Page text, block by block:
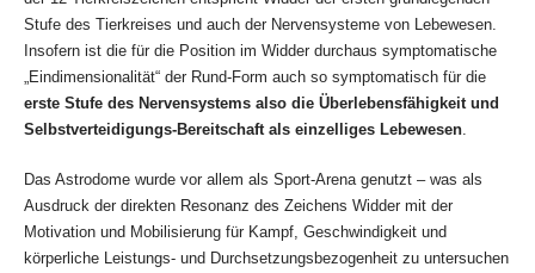
Stufe des Tierkreises und auch der Nervensysteme von Lebewesen.
Insofern ist die für die Position im Widder durchaus symptomatische
„Eindimensionalität“ der Rund-Form auch so symptomatisch für die
erste Stufe des Nervensystems also die Überlebensfähigkeit und
Selbstverteidigungs-Bereitschaft als einzelliges Lebewesen
Das Astrodome wurde vor allem als Sport-Arena genutzt – was als
Ausdruck der direkten Resonanz des Zeichens Widder mit der
Motivation und Mobilisierung für Kampf, Geschwindigkeit und
körperliche Leistungs- und Durchsetzungsbezogenheit zu untersuchen